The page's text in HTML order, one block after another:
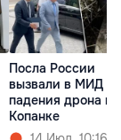
Посла России
вызвали в МИД
падения дрона в
Копанке